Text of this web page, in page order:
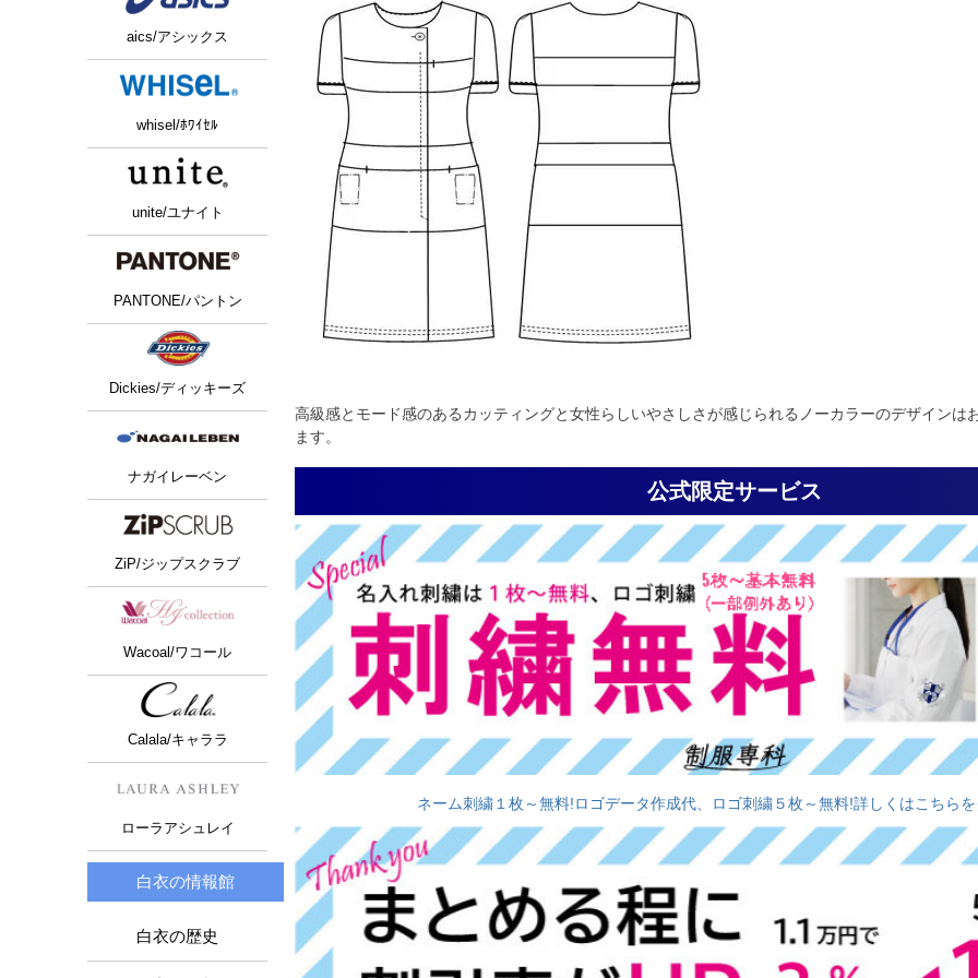
aics/アシックス
whisel/ﾎﾜｲｾﾙ
unite/ユナイト
PANTONE/パントン
Dickies/ディッキーズ
ナガイレーベン
ZiP/ジップスクラブ
Wacoal/ワコール
Calala/キャララ
ローラアシュレイ
白衣の情報館
白衣の歴史
高級感とモード感のあるカッティングと女性らしいやさしさが感じられるノーカラーのデザインは
ます。
公式限定サービス
ネーム刺繍１枚～無料!ロゴデータ作成代、ロゴ刺繍５枚～無料!詳しくはこちらを